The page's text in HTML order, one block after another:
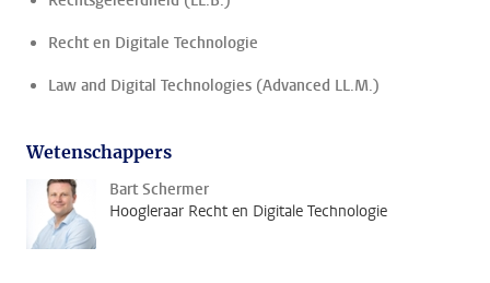
Recht en Digitale Technologie
Law and Digital Technologies (Advanced LL.M.)
Wetenschappers
Bart Schermer
Hoogleraar Recht en Digitale Technologie